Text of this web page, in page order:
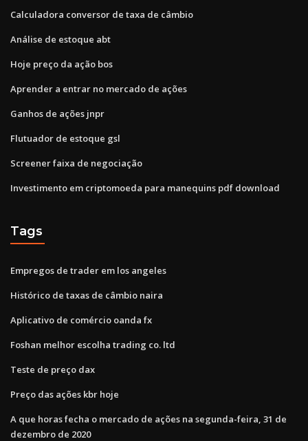
Calculadora conversor de taxa de câmbio
Análise de estoque abt
Hoje preço da ação bos
Aprender a entrar no mercado de ações
Ganhos de ações jnpr
Flutuador de estoque gsl
Screener faixa de negociação
Investimento em criptomoeda para manequins pdf download
Tags
Empregos de trader em los angeles
Histórico de taxas de câmbio naira
Aplicativo de comércio oanda fx
Foshan melhor escolha trading co. ltd
Teste de preço dax
Preço das ações kbr hoje
A que horas fecha o mercado de ações na segunda-feira, 31 de
dezembro de 2020